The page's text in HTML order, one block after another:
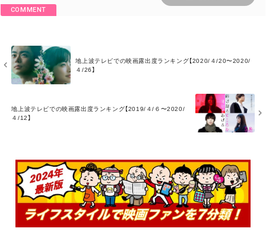
COMMENT
地上波テレビでの映画露出度ランキング【2020/４/20〜2020/
４/26】
M
O
R
E
地上波テレビでの映画露出度ランキング【2019/４/６〜2020/
４/12】
O
R